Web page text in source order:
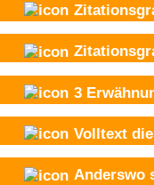
3
Volltext
Anderswo